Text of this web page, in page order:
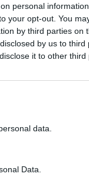
personal
your opt-out. You
by third parties on
by us to third
it to other third
data.
Data.